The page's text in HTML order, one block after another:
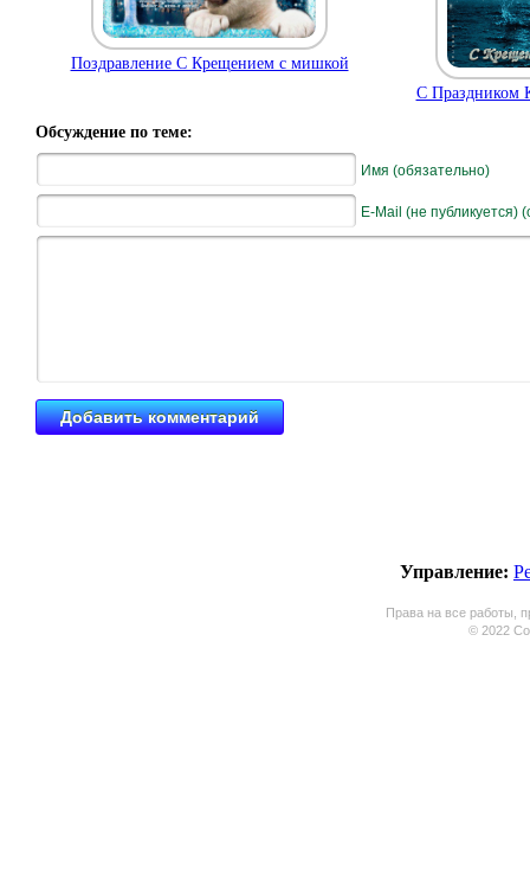
Поздравление С Крещением с мишкой
С Праздником
Обсуждение по теме:
Имя (обязательно)
E-Mail (не публикуется)
Управление:
Права на все работы,
© 2022